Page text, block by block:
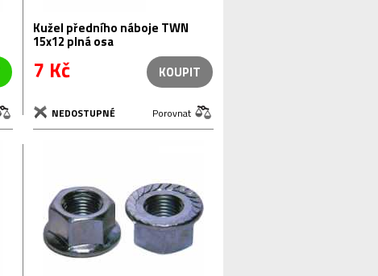
Kužel předního náboje TWN
15x12 plná osa
7 Kč KOUPIT
NEDOSTUPNÉ Porovnat